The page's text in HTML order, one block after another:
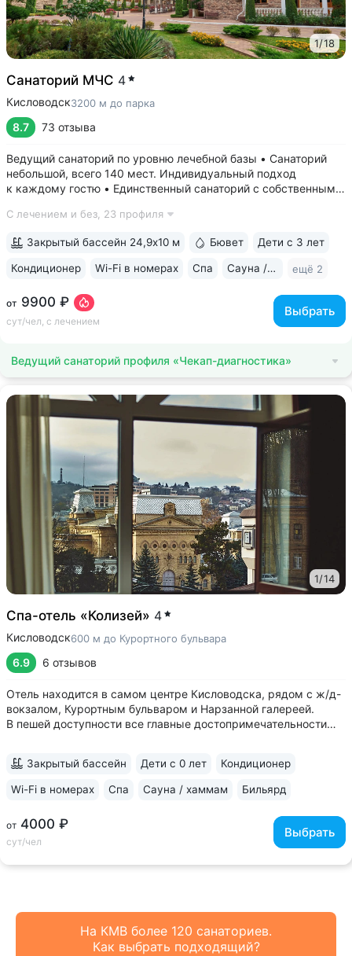
1/18
Санаторий МЧС 4
Кисловодск3200 м до парка
8.7 73 отзыва
Ведущий санаторий по уровню лечебной базы • Санаторий
небольшой, всего 140 мест. Индивидуальный подход
к каждому гостю • Единственный санаторий c собственными
комплекс CON-TREX (Германия) для диагностики
С лечением и без, 23 профиля
от 9900 ₽
сут/чел, с лечением
Выбрать
Закрытый бассейн 24,9х10 м Бювет Дети с 3 лет
Кондиционер Wi-Fi в номерах Спа Сауна / хаммам ещё 2
Ведущий санаторий профиля «Чекап-диагностика»
1/14
Спа-отель «Колизей» 4
Кисловодск600 м до Курортного бульвара
6.9 6 отзывов
Отель находится в самом центре Кисловодска, рядом с ж/д-
вокзалом, Курортным бульваром и Нарзанной галереей.
В пешей доступности все главные достопримечательности
оборудованы кондиционером,...
от 4000 ₽
сут/чел
Выбрать
Закрытый бассейн Дети с 0 лет Кондиционер
Wi-Fi в номерах Спа Сауна / хаммам Бильярд
На КМВ более 120 санаториев.
Как выбрать подходящий?